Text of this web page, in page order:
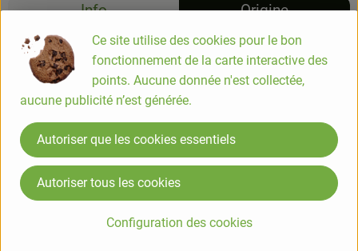
Info Origine
Info
Fromage petit chèvre - 2 x 100g
COMPOSITION
LAIT DE CHÈVRE ENTIER pasteurisé *, sel, cultures d'acide
lactique.
Ce site utilise des cookies pour le bon
fonctionnement de la carte interactive des
points. Aucune donnée n'est collectée,
aucune publicité n’est générée.
Configuration des cookies
Autoriser que les cookies essentiels
Autoriser tous les cookies